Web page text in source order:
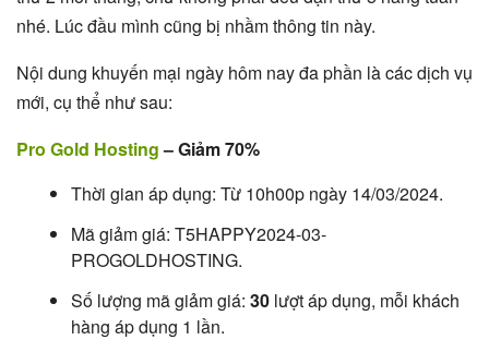
nhé. Lúc đầu mình cũng bị nhầm thông tin này.
Nội dung khuyến mại ngày hôm nay đa phần là các dịch vụ
mới, cụ thể như sau:
Pro Gold Hosting– Giảm 70%
Thời gian áp dụng: Từ 10h00p ngày 14/03/2024.
Mã giảm giá: T5HAPPY2024-03-
PROGOLDHOSTING.
Số lượng mã giảm giá: 30lượt áp dụng, mỗi khách
hàng áp dụng 1 lần.